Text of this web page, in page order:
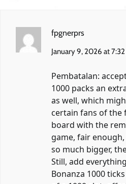
fpgnerprs
January 9, 2026 at
Pembatalan:
1000 packs an
as well, which
certain fans of the
board with the
game, fair
so much bigger,
Still, add
Bonanza 1000